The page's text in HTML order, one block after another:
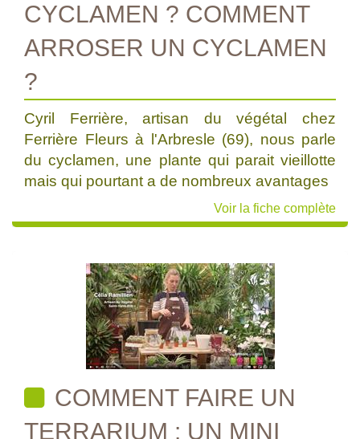
CYCLAMEN ? COMMENT
ARROSER UN CYCLAMEN
?
Cyril Ferrière, artisan du végétal chez
Ferrière Fleurs à l'Arbresle (69), nous parle
du cyclamen, une plante qui parait vieillotte
mais qui pourtant a de nombreux avantages
Voir la fiche complète
COMMENT FAIRE UN
TERRARIUM : UN MINI